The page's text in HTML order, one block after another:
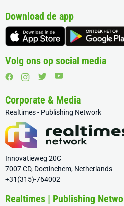
Download de app
Volg ons op social media
Corporate & Media
Realtimes - Publishing Network
Innovatieweg 20C
7007 CD, Doetinchem, Netherlands
+31(315)-764002
Realtimes | Publishing